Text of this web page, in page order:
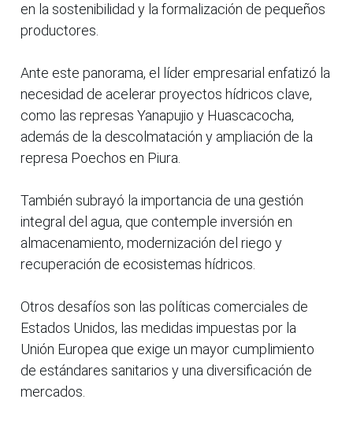
en la sostenibilidad y la formalización de pequeños
productores.
Ante este panorama, el líder empresarial enfatizó la
necesidad de acelerar proyectos hídricos clave,
como las represas Yanapujio y Huascacocha,
además de la descolmatación y ampliación de la
represa Poechos en Piura.
También subrayó la importancia de una gestión
integral del agua, que contemple inversión en
almacenamiento, modernización del riego y
recuperación de ecosistemas hídricos.
Otros desafíos son las políticas comerciales de
Estados Unidos, las medidas impuestas por la
Unión Europea que exige un mayor cumplimiento
de estándares sanitarios y una diversificación de
mercados.